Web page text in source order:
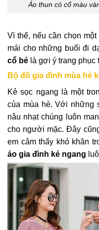
Áo thun có cổ màu
Vì thế, nếu cần chọn
mái cho những buổi đi
cổ bẻ là gợi ý trang phục
Bộ đồ gia đình mùa hè
Kẻ sọc ngang là một
của mùa hè. Với những
nâu nhạt chúng luôn
cho người mặc. Đây
em cảm thấy khó khăn
áo gia đình kẻ ngang